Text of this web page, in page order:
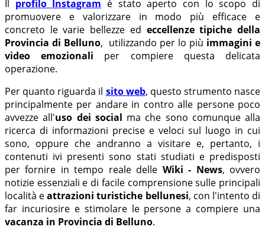
profilo Instagram è stato aperto con lo scopo di
promuovere e valorizzare in modo più efficace e
concreto le varie bellezze ed eccellenze tipiche della
Provincia di Belluno, utilizzando per lo più immagini e
video emozionali per compiere questa delicata
operazione.
Per quanto riguarda il sito web, questo strumento nasce
principalmente per andare in contro alle persone poco
avvezze all'uso dei social ma che sono comunque alla
ricerca di informazioni precise e veloci sul luogo in cui
sono, oppure che andranno a visitare e, pertanto, i
contenuti ivi presenti sono stati studiati e predisposti
per fornire in tempo reale delle Wiki - News, ovvero
notizie essenziali e di facile comprensione sulle principali
località eattrazioni turistiche bellunesi, con l'intento di
far incuriosire e stimolare le persone a compiere una
vacanza in Provincia di Belluno.